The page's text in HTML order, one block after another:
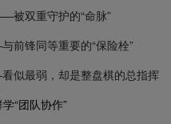
被双重守护的“命脉”
前锋同等重要的“保险栓”
似最弱，却是整盘棋的总指挥
“团队协作”